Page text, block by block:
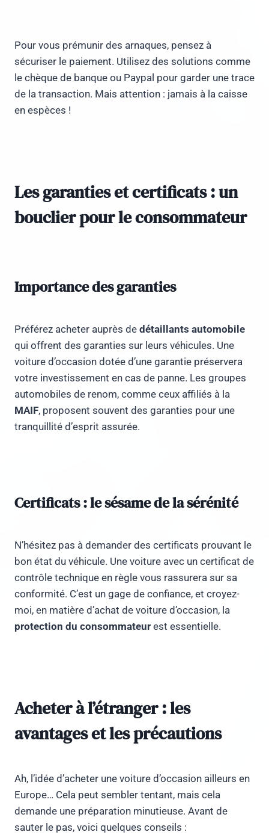
Pour vous prémunir des arnaques, pensez à
sécuriser le paiement. Utilisez des solutions comme
le chèque de banque ou Paypal pour garder une trace
de la transaction. Mais attention : jamais à la caisse
en espèces !
Les garanties et certificats : un
bouclier pour le consommateur
Importance des garanties
Préférez acheter auprès de détaillants automobile
qui offrent des garanties sur leurs véhicules. Une
voiture d’occasion dotée d’une garantie préservera
votre investissement en cas de panne. Les groupes
automobiles de renom, comme ceux affiliés à la
MAIF, proposent souvent des garanties pour une
tranquillité d’esprit assurée.
Certificats : le sésame de la sérénité
N’hésitez pas à demander des certificats prouvant le
bon état du véhicule. Une voiture avec un certificat de
contrôle technique en règle vous rassurera sur sa
conformité. C’est un gage de confiance, et croyez-
moi, en matière d’achat de voiture d’occasion, la
protection du consommateur est essentielle.
Acheter à l’étranger : les
avantages et les précautions
Ah, l’idée d’acheter une voiture d’occasion ailleurs en
Europe… Cela peut sembler tentant, mais cela
demande une préparation minutieuse. Avant de
sauter le pas, voici quelques conseils :